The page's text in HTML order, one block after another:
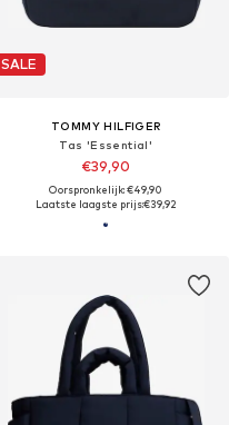
SALE
TOMMY HILFIGER
Tas 'Essential'
€39,90
Oorspronkelijk: €49,90
Laatste laagste prijs:€39,92